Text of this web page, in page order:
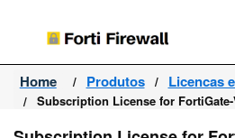
Forti
Firewall
Home Produtos Licencas
Subscription License for